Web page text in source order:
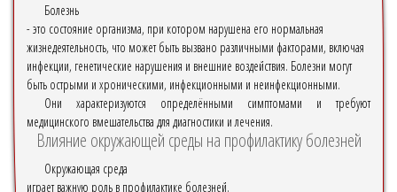
Болезнь
- это состояние организма, при котором нарушена его нормальная
жизнедеятельность, что может быть вызвано различными факторами, включая
инфекции, генетические нарушения и внешние воздействия. Болезни могут
быть острыми и хроническими, инфекционными и неинфекционными.
Они характеризуются определёнными симптомами и требуют
медицинского вмешательства для диагностики и лечения.
Влияние окружающей среды на профилактику болезней
Окружающая среда
играет важную роль в профилактике болезней.